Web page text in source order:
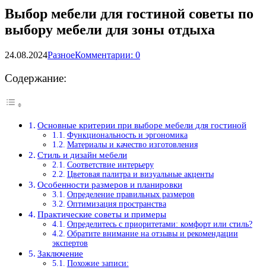
Выбор мебели для гостиной советы по
выбору мебели для зоны отдыха
24.08.2024РазноеКомментарии: 0
Содержание:
Основные критерии при выборе мебели для гостиной
Функциональность и эргономика
Материалы и качество изготовления
Стиль и дизайн мебели
Соответствие интерьеру
Цветовая палитра и визуальные акценты
Особенности размеров и планировки
Определение правильных размеров
Оптимизация пространства
Практические советы и примеры
Определитесь с приоритетами: комфорт или стиль?
Обратите внимание на отзывы и рекомендации
экспертов
Заключение
Похожие записи: